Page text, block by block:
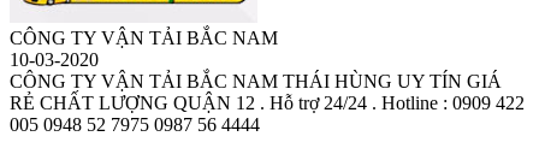
CÔNG TY VẬN TẢI BẮC NAM
10-03-2020
CÔNG TY VẬN TẢI BẮC NAM THÁI HÙNG UY TÍN GIÁ
RẺ CHẤT LƯỢNG QUẬN 12 . Hỗ trợ 24/24 . Hotline : 0909 422
005 0948 52 7975 0987 56 4444